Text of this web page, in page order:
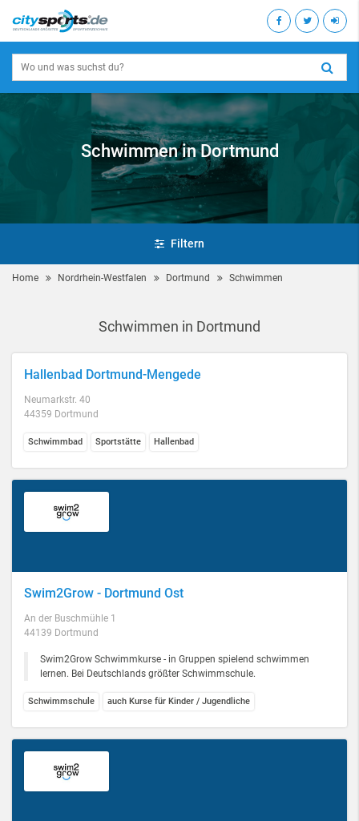
Schwimmen in Dortmund
Filtern
Home Nordrhein-Westfalen Dortmund Schwimmen
Schwimmen in Dortmund
Hallenbad Dortmund-Mengede
Neumarkstr. 40
44359 Dortmund
Schwimmbad Sportstätte Hallenbad
Swim2Grow - Dortmund Ost
An der Buschmühle 1
44139 Dortmund
Swim2Grow Schwimmkurse - in Gruppen spielend schwimmen
lernen. Bei Deutschlands größter Schwimmschule.
Schwimmschule auch Kurse für Kinder / Jugendliche